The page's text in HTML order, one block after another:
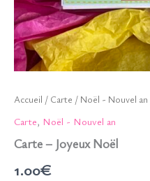
Accueil / Carte / Noël - Nouvel an
Carte, Noël - Nouvel an
Carte – Joyeux Noël
1.00€